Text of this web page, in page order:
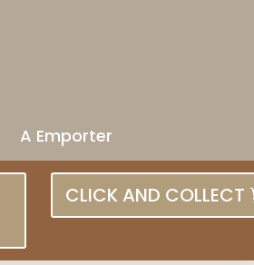
A Emporter
CLICK AND COLLECT